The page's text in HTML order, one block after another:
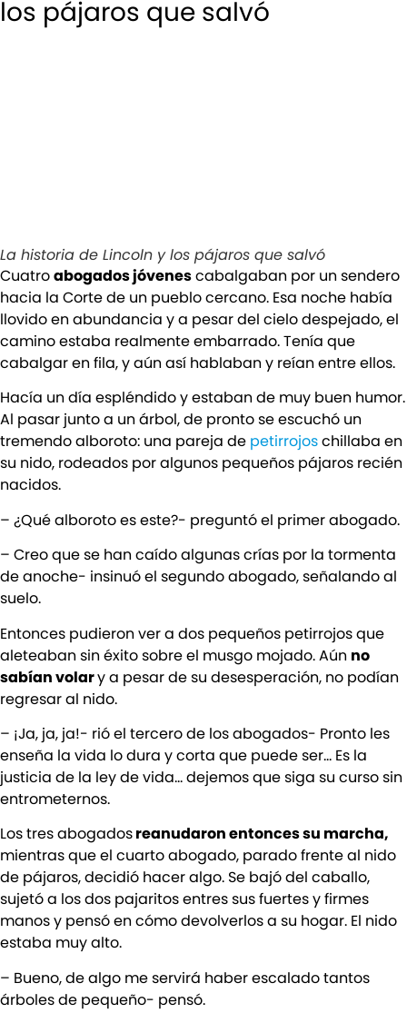
los pájaros que salvó
La historia de Lincoln y los pájaros que salvó
Cuatroabogados jóvenescabalgaban por un sendero
hacia la Corte de un pueblo cercano. Esa noche había
llovido en abundancia y a pesar del cielo despejado, el
camino estaba realmente embarrado. Tenía que
cabalgar en fila, y aún así hablaban y reían entre ellos.
Hacía un día espléndido y estaban de muy buen humor.
Al pasar junto a un árbol, de pronto se escuchó un
tremendo alboroto: una pareja de petirrojoschillaba en
su nido, rodeados por algunos pequeños pájaros recién
nacidos.
– ¿Qué alboroto es este?- preguntó el primer abogado.
– Creo que se han caído algunas crías por la tormenta
de anoche- insinuó el segundo abogado, señalando al
suelo.
Entonces pudieron ver a dos pequeños petirrojos que
aleteaban sin éxito sobre el musgo mojado. Aún no
sabían volary a pesar de su desesperación, no podían
regresar al nido.
– ¡Ja, ja, ja!- rió el tercero de los abogados- Pronto les
enseña la vida lo dura y corta que puede ser… Es la
justicia de la ley de vida… dejemos que siga su curso sin
entrometernos.
Los tres abogadosreanudaron entonces su marcha,
mientras que el cuarto abogado, parado frente al nido
de pájaros, decidió hacer algo. Se bajó del caballo,
sujetó a los dos pajaritos entres sus fuertes y firmes
manos y pensó en cómo devolverlos a su hogar. El nido
estaba muy alto.
– Bueno, de algo me servirá haber escalado tantos
árboles de pequeño- pensó.